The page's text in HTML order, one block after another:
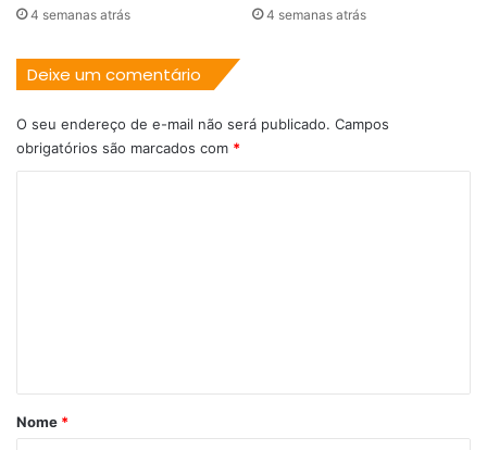
4 semanas atrás 4 semanas atrás
Deixe um comentário
O seu endereço de e-mail não será publicado. Campos
obrigatórios são marcados com *
rNome *